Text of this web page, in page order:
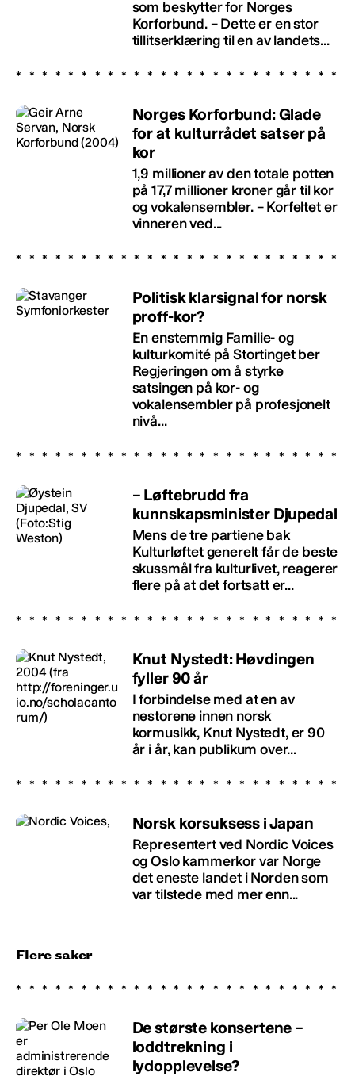
som beskytter for Norges
Korforbund. – Dette er en stor
tillitserklæring til en av landets...
Norges Korforbund: Glade
for at kulturrådet satser på
kor
1,9 millioner av den totale potten
på 17,7 millioner kroner går til kor
og vokalensembler. – Korfeltet er
vinneren ved...
Politisk klarsignal for norsk
proff-kor?
En enstemmig Familie- og
kulturkomité på Stortinget ber
Regjeringen om å styrke
satsingen på kor- og
vokalensembler på profesjonelt
nivå...
– Løftebrudd fra
kunnskapsminister Djupedal
Mens de tre partiene bak
Kulturløftet generelt får de beste
skussmål fra kulturlivet, reagerer
flere på at det fortsatt er...
Knut Nystedt: Høvdingen
fyller 90 år
I forbindelse med at en av
nestorene innen norsk
kormusikk, Knut Nystedt, er 90
år i år, kan publikum over...
Norsk korsuksess i Japan
Representert ved Nordic Voices
og Oslo kammerkor var Norge
det eneste landet i Norden som
var tilstede med mer enn...
Flere saker
De største konsertene –
loddtrekning i
lydopplevelse?